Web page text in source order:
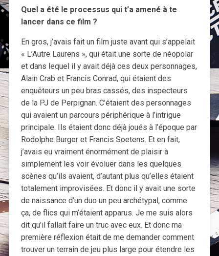
Quel a été le processus qui t’a amené à te
lancer dans ce film ?
En gros, j’avais fait un film juste avant qui s’appelait
« L’Autre Laurens », qui était une sorte de néopolar
et dans lequel il y avait déjà ces deux personnages,
Alain Crab et Francis Conrad, qui étaient des
enquêteurs un peu bras cassés, des inspecteurs
de la PJ de Perpignan. C’étaient des personnages
qui avaient un parcours périphérique à l’intrigue
principale. Ils étaient donc déjà joués à l’époque par
Rodolphe Burger et Francis Soetens. Et en fait,
j’avais eu vraiment énormément de plaisir à
simplement les voir évoluer dans les quelques
scènes qu’ils avaient, d’autant plus qu’elles étaient
totalement improvisées. Et donc il y avait une sorte
de naissance d’un duo un peu archétypal, comme
ça, de flics qui m’étaient apparus. Je me suis alors
dit qu’il fallait faire un truc avec eux. Et donc ma
première réflexion était de me demander comment
trouver un terrain de jeu plus large pour étendre les